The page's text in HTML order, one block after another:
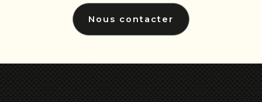
Nous contacter